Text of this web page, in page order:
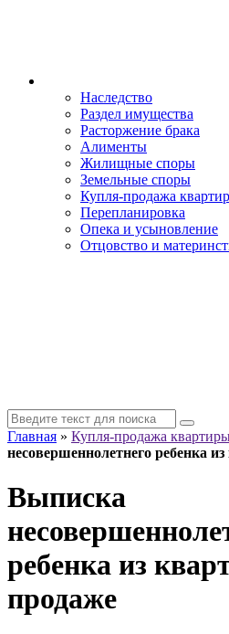
Наследство
Раздел имущества
Расторжение брака
Алименты
Жилищные споры
Земельные споры
Купля-продажа
Перепланировка
Опека и усыновление
Отцовство и
Главная » Купля-продажа
несовершеннолетнего ребенка
Выписка
ребенка из
продаже